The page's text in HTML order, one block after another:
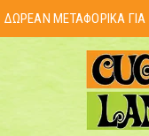
ΔΩΡΕΑΝ ΜΕΤΑΦΟΡΙΚΑ